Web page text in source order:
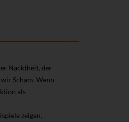
Nacktheit, der
Scham. Wenn
als
zeigen,